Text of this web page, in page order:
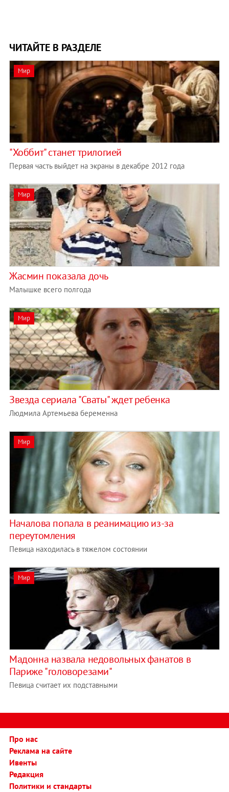
ЧИТАЙТЕ В РАЗДЕЛЕ
Мир
"Хоббит" станет трилогией
Первая часть выйдет на экраны в декабре 2012 года
Мир
Жасмин показала дочь
Малышке всего полгода
Мир
Звезда сериала "Сваты" ждет ребенка
Людмила Артемьева беременна
Мир
Началова попала в реанимацию из-за
переутомления
Певица находилась в тяжелом состоянии
Мир
Мадонна назвала недовольных фанатов в
Париже "головорезами"
Певица считает их подставными
Про нас
Реклама на сайте
Ивенты
Редакция
Политики и стандарты